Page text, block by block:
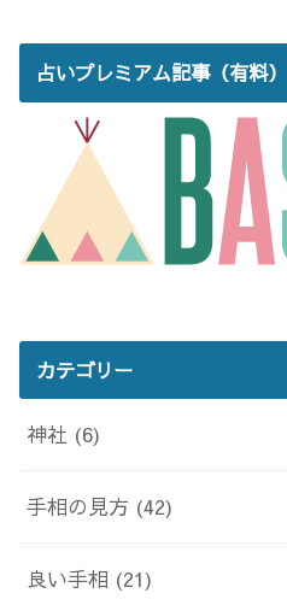
占いプレミアム記事（有料）
カテゴリー
神社 (6)
手相の見方 (42)
良い手相 (21)